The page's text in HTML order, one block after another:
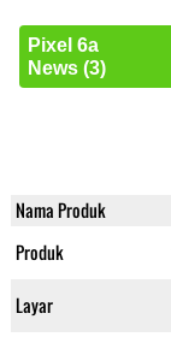
Pixel 6a
News (3)
Nama Produk
Produk
Layar